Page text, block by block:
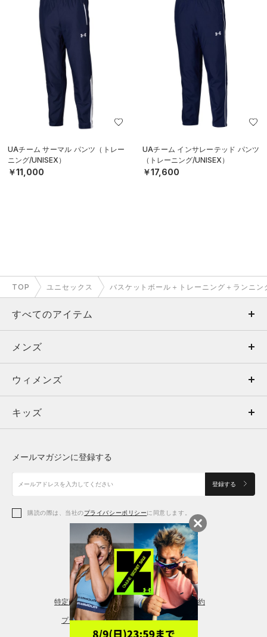
UAチーム サーマル パンツ（トレー
ニング/UNISEX）
￥11,000
UAチーム インサレーテッド パンツ
（トレーニング/UNISEX）
￥17,600
TOP ユニセックス バスケットボール＋トレーニング＋ランニン
すべてのアイテム
メンズ
ウィメンズ
キッズ
アクセサリー
メンズ
トップス
ボトムス
アクセサリー
ウィメンズ
トップス
シューズ
アクセサリー
レギンス＆タイツ
キッズ
シューズ
メールマガジンに登録する
登録する
購読の際は、当社のプライバシーポリシーに同意します。
特定商取引法に基づく通販の表記 会員規約
プライバシーポリシー